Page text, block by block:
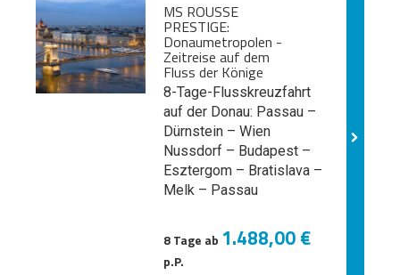
MS ROUSSE
PRESTIGE:
Donaumetropolen -
Zeitreise auf dem
Fluss der Könige
8-Tage-Flusskreuzfahrt
auf der Donau: Passau –
Dürnstein – Wien
Nussdorf – Budapest –
Esztergom – Bratislava –
Melk – Passau
8 Tage ab 1.488,00 €
p.P.